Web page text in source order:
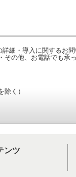
細・導入に関するお
その他、お電話でも承
く）
ンツ